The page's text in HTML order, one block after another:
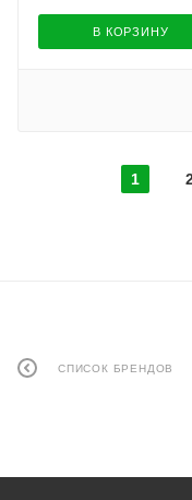
В КОРЗИНУ
1
СПИСОК БРЕНДОВ